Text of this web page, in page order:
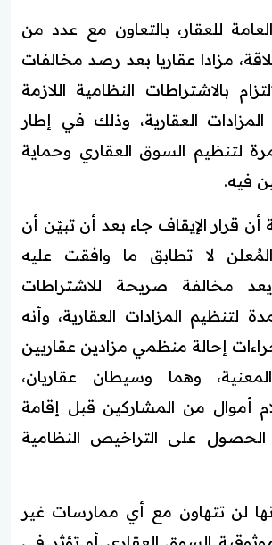
للعقار، بالتعاون مع عدد من
مزادا عقاريا بعد رصد مخالفات
بالاشتراطات النظامية اللازمة
العقارية، وذلك في إطار
لتنظيم السوق العقاري وحماية
فيه.
قرار الإيقاف جاء بعد أن تبيّن أن
المُعلن لا تطابق ما وافقت عليه
يعد مخالفة صريحة للاشتراطات
لتنظيم المزادات العقارية، وأنه
إحالة منظمي مزادين عقاريين
وهما وسيطان عقاريان،
أموال من المشاركين قبل إقامة
الحصول على التراخيص النظامية
لن تتهاون مع أي ممارسات غير